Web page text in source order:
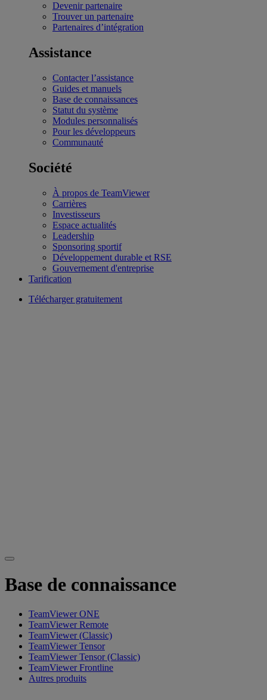
Devenir partenaire
Trouver un partenaire
Partenaires d’intégration
Assistance
Contacter l’assistance
Guides et manuels
Base de connaissances
Statut du système
Modules personnalisés
Pour les développeurs
Communauté
Société
À propos de TeamViewer
Carrières
Investisseurs
Espace actualités
Leadership
Sponsoring sportif
Développement durable et RSE
Gouvernement d'entreprise
Tarification
Télécharger gratuitement
Base de connaissance
TeamViewer ONE
TeamViewer Remote
TeamViewer (Classic)
TeamViewer Tensor
TeamViewer Tensor (Classic)
TeamViewer Frontline
Autres produits